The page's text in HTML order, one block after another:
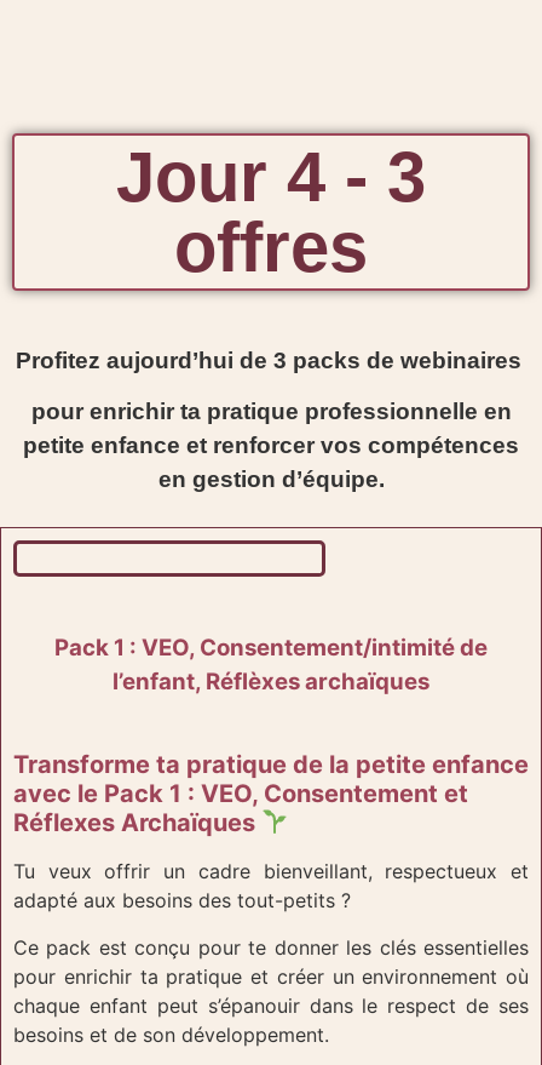
Jour 4 - 3
offres
Profitez aujourd’hui de 3 packs de webinaires
pour enrichir ta pratique professionnelle en
petite enfance et renforcer vos compétences
en gestion d’équipe.
Pack 1 : VEO, Consentement/intimité de
l’enfant, Réflèxes archaïques
Transforme ta pratique de la petite enfance
avec le Pack 1 : VEO, Consentement et
Réflexes Archaïques
Tu veux offrir un cadre bienveillant, respectueux et
adapté aux besoins des tout-petits ?
Ce pack est conçu pour te donner les clés essentielles
pour enrichir ta pratique et créer un environnement où
chaque enfant peut s’épanouir dans le respect de ses
besoins et de son développement.